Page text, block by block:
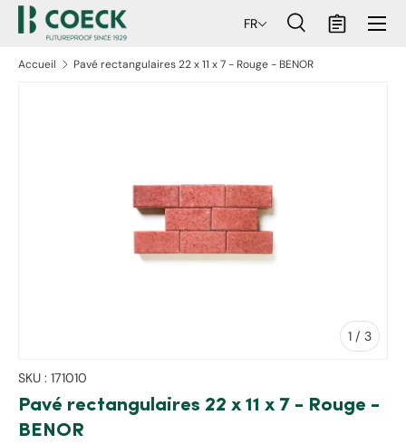
au contenu
Rechercher
FR RecherchePanier
Menu
Accueil Pavé rectangulaires 22 x 11 x 7 - Rouge - BENOR
1 / de
3
SKU : 171010
Pavé rectangulaires 22 x 11 x 7 - Rouge -
BENOR